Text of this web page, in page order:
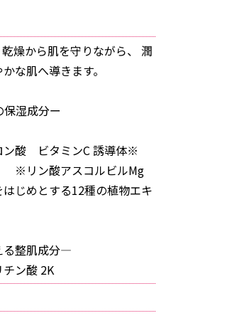
燥から肌を守りながら、 潤
な肌へ導きます。
湿成分ー
酸 ビタミンC 誘導体※
ルビルMg
じめとする12種の植物エキ
肌成分―
2K